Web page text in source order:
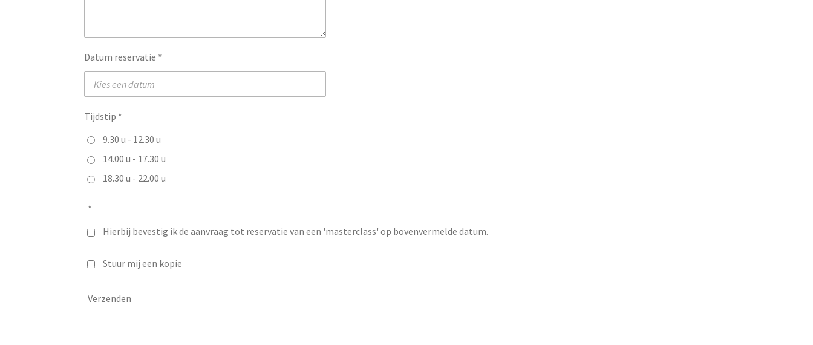
Datum reservatie *
Tijdstip *
9.30 u - 12.30 u
14.00 u - 17.30 u
18.30 u - 22.00 u
*
Hierbij bevestig ik de aanvraag tot reservatie van een 'masterclass' op bovenvermelde datum.
Stuur mij een kopie
Verzenden